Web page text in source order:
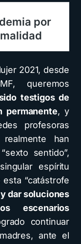
2021, desde
queremos
testigos de
permanente, y
profesoras
han
sentido”,
espíritu
“catástrofe
dar soluciones
escenarios
continuar
ante el